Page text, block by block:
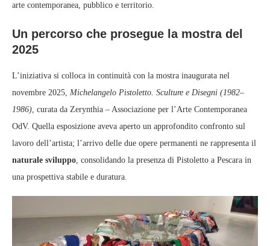
arte contemporanea, pubblico e territorio.
Un percorso che prosegue la mostra del
2025
L’iniziativa si colloca in continuità con la mostra inaugurata nel
novembre 2025, Michelangelo Pistoletto. Sculture e Disegni (1982–
1986), curata da Zerynthia – Associazione per l’Arte Contemporanea
OdV. Quella esposizione aveva aperto un approfondito confronto sul
lavoro dell’artista; l’arrivo delle due opere permanenti ne rappresenta il
naturale sviluppo, consolidando la presenza di Pistoletto a Pescara in
una prospettiva stabile e duratura.